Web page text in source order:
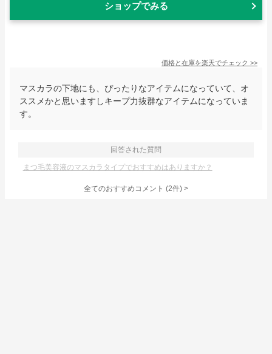
ショップでみる
価格と在庫を楽天でチェック >>
マスカラの下地にも、ぴったりなアイテムになっていて、オ
ススメかと思いますしキープ力抜群なアイテムになっていま
す。
回答された質問
まつ毛美容液のマスカラタイプでおすすめはありますか？
全てのおすすめコメント (2件) >